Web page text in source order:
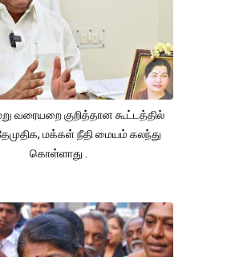
வரையறை குறித்தான கூட்டத்தில்
மக்கள் நீதி மையம் கலந்து
கொள்ளாது .